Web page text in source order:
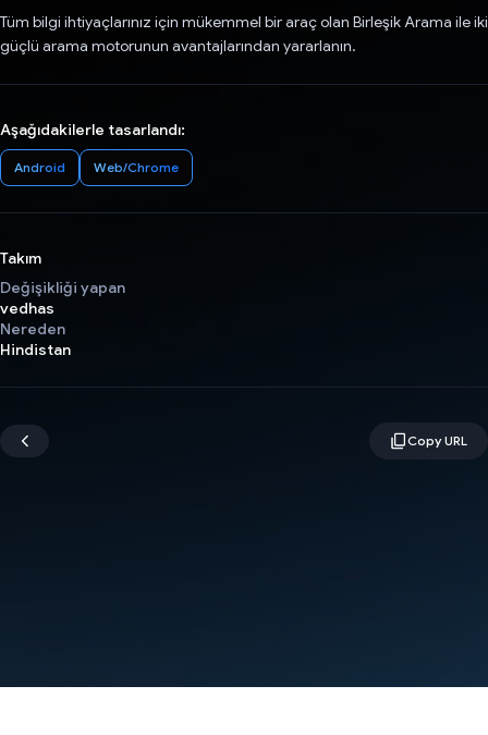
Tüm bilgi ihtiyaçlarınız için mükemmel bir araç olan Birleşik Arama ile iki
güçlü arama motorunun avantajlarından yararlanın.
Aşağıdakilerle tasarlandı:
Android Web/Chrome
Takım
Değişikliği yapan
vedhas
Nereden
Hindistan